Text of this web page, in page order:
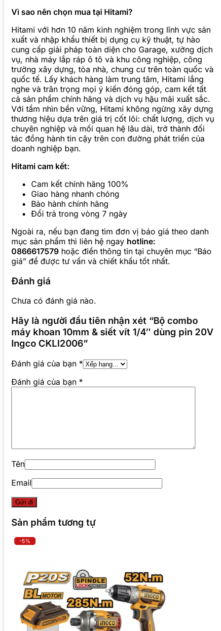
Vì sao nên chọn mua tại Hitami?
Hitami với hơn 10 năm kinh nghiệm trong lĩnh vực sản
xuất và nhập khẩu thiết bị dụng cụ kỹ thuật, tự hào
cung cấp giải pháp toàn diện cho Garage, xưởng dịch
vụ, nhà máy lắp ráp ô tô và khu công nghiệp, công
trường xây dựng, tòa nhà, chung cư trên toàn quốc và
quốc tế. Lấy khách hàng làm trung tâm, Hitami lắng
nghe và trân trọng mọi ý kiến đóng góp, cam kết tất
cả sản phẩm chính hãng và dịch vụ hậu mãi xuất sắc.
Với tầm nhìn bền vững, Hitami không ngừng xây dựng
thương hiệu dựa trên giá trị cốt lõi: chất lượng, dịch vụ
chuyên nghiệp và mối quan hệ lâu dài, trở thành đối
tác đồng hành tin cậy trên con đường phát triển của
doanh nghiệp bạn.
Hitami cam kết:
Cam kết chính hãng 100%
Giao hàng nhanh chóng
Bảo hành chính hãng
Đổi trả trong vòng 7 ngày
Ngoài ra, nếu bạn đang tìm đơn vị báo giá theo danh
mục sản phẩm thì liên hệ ngay hotline:
0866617579 hoặc điền thông tin tại chuyên mục “Báo
giá” để được tư vấn và chiết khấu tốt nhất.
Đánh giá
Chưa có đánh giá nào.
Hãy là người đầu tiên nhận xét “Bộ combo
máy khoan 10mm & siết vít 1/4″ dùng pin 20V
Ingco CKLI2006”
Đánh giá của bạn *
Đánh giá của bạn *
Tên
Email
Sản phẩm tương tự
-5%